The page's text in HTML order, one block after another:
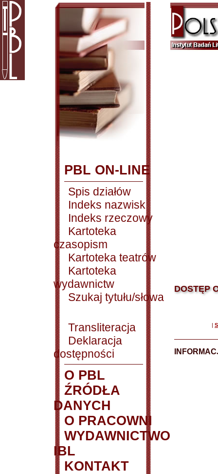
PBL ON-LINE
Spis działów
Indeks nazwisk
Indeks rzeczowy
Kartoteka
czasopism
Kartoteka teatrów
Kartoteka
wydawnictw
Szukaj tytułu/słowa
Transliteracja
Deklaracja
dostępności
O PBL
ŹRÓDŁA
DANYCH
O PRACOWNI
WYDAWNICTWO
IBL
KONTAKT
DOSTĘP
|